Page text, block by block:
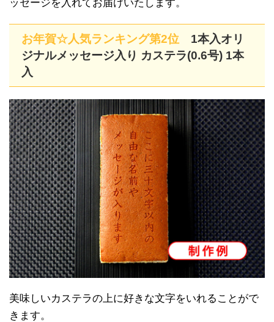
ッセージを入れてお届けいたします。
お年賀☆人気ランキング第2位 1本入オリ
ジナルメッセージ入り カステラ(0.6号) 1本
入
美味しいカステラの上に好きな文字をいれることがで
きます。